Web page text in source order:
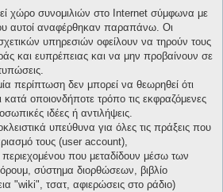
χώρο συνομιλιών στο Internet σύμφωνα με
αυτοί αναφέρθηκαν παραπάνω. Οι
υπηρεσιών οφείλουν να τηρούν τους
και ευπρέπειας και να μην προβαίνουν σε
περίπτωση δεν μπορεί να θεωρηθεί ότι
κατά οποιονδήποτε τρόπο τις εκφραζόμενες
ιδέες ή αντιλήψεις.
υπεύθυνα για όλες τις πράξεις που
τους (user account),
που μεταδίδουν μέσω των
σύστημα διορθώσεων, βιβλίο
"wiki", τσατ, αφιερώσεις στο ράδιο)